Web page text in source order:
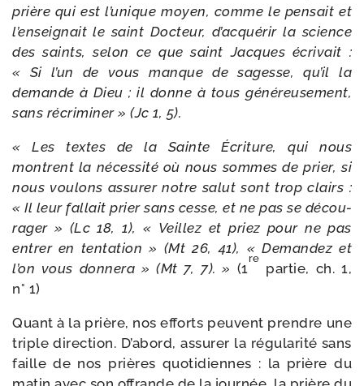
prière qui est l’unique moyen, comme le pen­sait et
l’enseignait le saint Docteur, d’acquérir la science
des saints, selon ce que saint Jacques écri­vait :
« Si l’un de vous manque de sagesse, qu’il la
demande à Dieu ; il donne à tous géné­reu­se­ment,
sans récri­mi­ner » (Jc 1, 5).
« Les textes de la Sainte Écriture, qui nous
montrent la néces­si­té où nous sommes de prier, si
nous vou­lons assu­rer notre salut sont trop clairs :
« Il leur fal­lait prier sans cesse, et ne pas se décou­
ra­ger » (Lc 18, 1), « Veillez et priez pour ne pas
entrer en ten­ta­tion » (Mt 26, 41), « Demandez et
l’on vous don­ne­ra » (Mt 7, 7). » (1
re
par­tie, ch. 1,
n° 1)
Quant à la prière, nos efforts peuvent prendre une
triple direc­tion. D’abord, assu­rer la régu­la­ri­té sans
faille de nos prières quo­ti­diennes : la prière du